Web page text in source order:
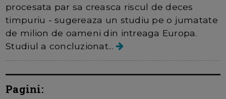
procesata par sa creasca riscul de deces
timpuriu - sugereaza un studiu pe o jumatate
de milion de oameni din intreaga Europa.
Studiul a concluzionat...
Pagini: